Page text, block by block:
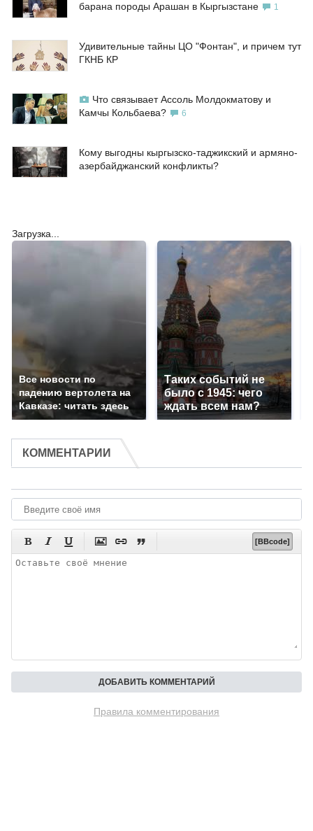
барана породы Арашан в Кыргызстане
1
Удивительные тайны ЦО "Фонтан", и причем тут
ГКНБ КР
Что связывает Ассоль Молдокматову и
Камчы Кольбаева?
6
Кому выгодны кыргызско-таджикский и армяно-
азербайджанский конфликты?
Загрузка...
Все новости по
падению вертолета на
Кавказе: читать здесь
Таких событий не
было с 1945: чего
ждать всем нам?
КОММЕНТАРИИ
      [BBcode]
Правила комментирования